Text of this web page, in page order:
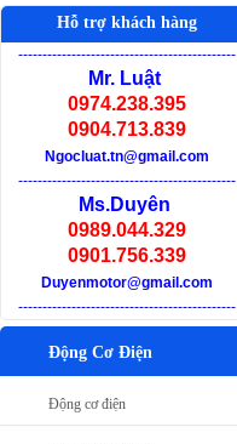
Hỗ trợ khách hàng
---------------------------------------------
Mr. Luật
0974.238.395
0904.713.839
Ngocluat.tn@gmail.com
---------------------------------------------
Ms.Duyên
0989.044.329
0901.756.339
Duyenmotor@gmail.com
---------------------------------------------
Động Cơ Điện
Động cơ điện